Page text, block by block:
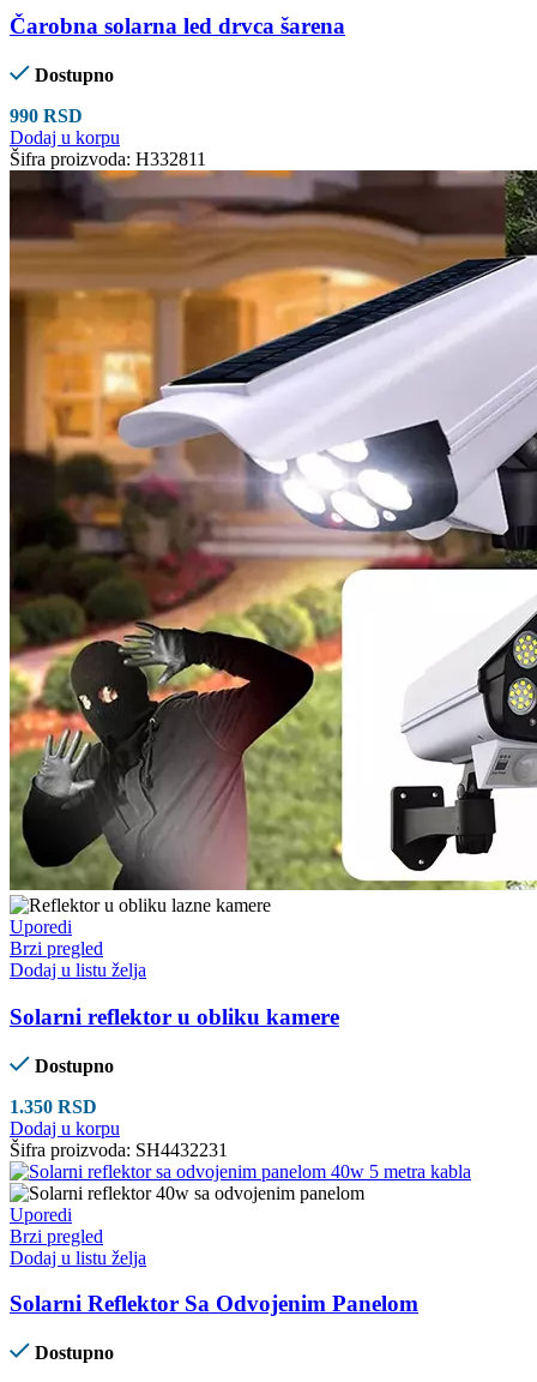
Čarobna solarna led drvca šarena
Dostupno
990 RSD
Dodaj u korpu
Šifra proizvoda: H332811
Uporedi
Brzi pregled
Dodaj u listu želja
Solarni reflektor u obliku kamere
Dostupno
1.350 RSD
Dodaj u korpu
Šifra proizvoda: SH4432231
Uporedi
Brzi pregled
Dodaj u listu želja
Solarni Reflektor Sa Odvojenim Panelom
Dostupno